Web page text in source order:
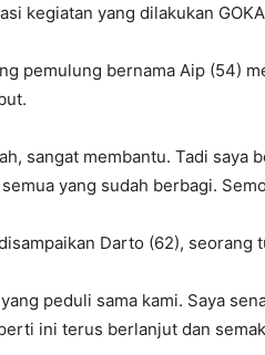
kegiatan yang dilakukan
pemulung bernama Aip (54)
sangat membantu. Tadi saya
semua yang sudah berbagi.
Darto (62), seorang
yang peduli sama kami. Saya
ini terus berlanjut dan